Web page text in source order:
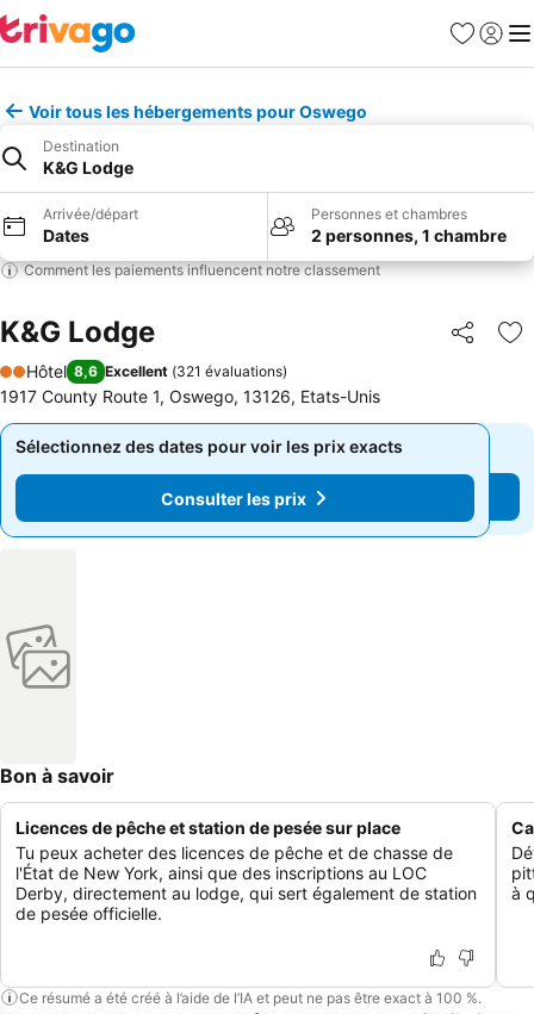
Favoris
Se
Voir tous les hébergements pour Oswego
Destination
K&G Lodge
Arrivée/départ
Dates
Personnes et chambres
2 personnes, 1 chambre
Comment les paiements influencent notre classement
K&G Lodge Partager
2 Étoiles
Hôtel 8,6 Excellent (321 évaluations)
1917 County Route 1, Oswego, 13126, Etats-Unis
Sélectionnez des dates pour voir les prix exacts
Consulter les prix
Sélectionnez des dates pour voir les prix exacts
Consulter les prix
Bon à savoir
Licences de pêche et station de pesée sur place
Tu peux acheter des licences de pêche et de chasse de
l'État de New York, ainsi que des inscriptions au LOC
Derby, directement au lodge, qui sert également de station
de pesée officielle.
à
Ce résumé a été créé à l’aide de l’IA et peut ne pas être exact à 100 %.